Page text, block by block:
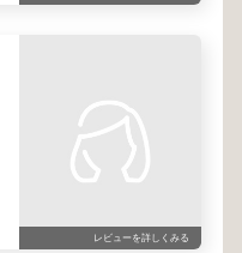
レビューを詳しくみる